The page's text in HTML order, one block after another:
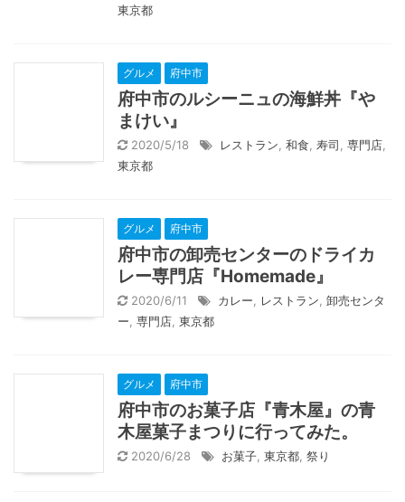
東京都
グルメ 府中市
府中市のルシーニュの海鮮丼『や
まけい』
2020/5/18 レストラン 和食 寿司 専門店
東京都
グルメ 府中市
府中市の卸売センターのドライカ
レー専門店『Homemade』
2020/6/11 カレー レストラン 卸売センタ
ー 専門店 東京都
グルメ 府中市
府中市のお菓子店『青木屋』の青
木屋菓子まつりに行ってみた。
2020/6/28 お菓子 東京都 祭り